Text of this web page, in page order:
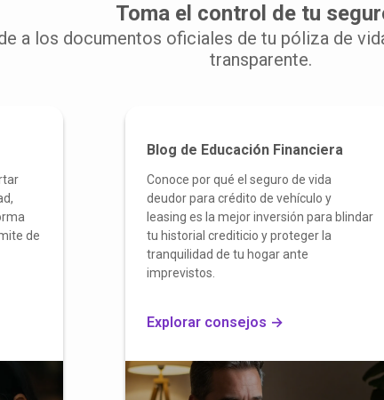
Toma el control de tu
a los documentos oficiales de tu póliza de
transparente.
de
Blog de Educación Financiera
Conoce por qué el seguro de vida
deudor para crédito de vehículo y
leasing es la mejor inversión para blindar
tu historial crediticio y proteger la
tranquilidad de tu hogar ante
imprevistos.
Explorar consejos →